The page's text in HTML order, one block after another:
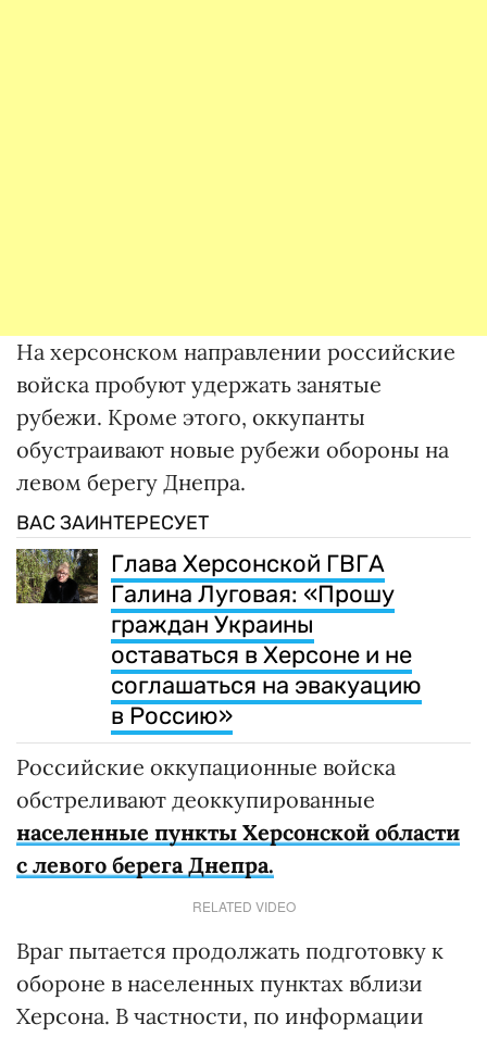
На херсонском направлении российские
войска пробуют удержать занятые
рубежи. Кроме этого, оккупанты
обустраивают новые рубежи обороны на
левом берегу Днепра.
ВАС ЗАИНТЕРЕСУЕТ
Глава Херсонской ГВГА
Галина Луговая: «Прошу
граждан Украины
оставаться в Херсоне и не
соглашаться на эвакуацию
в Россию»
Российские оккупационные войска
обстреливают деоккупированные
населенные пункты Херсонской области
с левого берега Днепра.
RELATED VIDEO
Враг пытается продолжать подготовку к
обороне в населенных пунктах вблизи
Херсона. В частности, по информации